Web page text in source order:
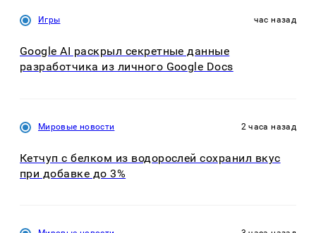
Игры час назад
Google AI раскрыл секретные данные
разработчика из личного Google Docs
Мировые новости 2 часа назад
Кетчуп с белком из водорослей сохранил вкус
при добавке до 3%